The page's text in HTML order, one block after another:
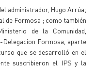
administrador, Hugo Arrúa;
de Formosa ; como también
de la Comunidad,
Formosa, aparte
que se desarrolló en el
suscribieron el IPS y la